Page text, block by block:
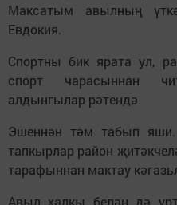
Максатым авылның
Евдокия.
Спортны бик ярата ул,
спорт чарасыннан
алдынгылар рәтендә.
Эшеннән тәм табып
тапкырлар район
тарафыннан мактау
Авыл халкы белән дә